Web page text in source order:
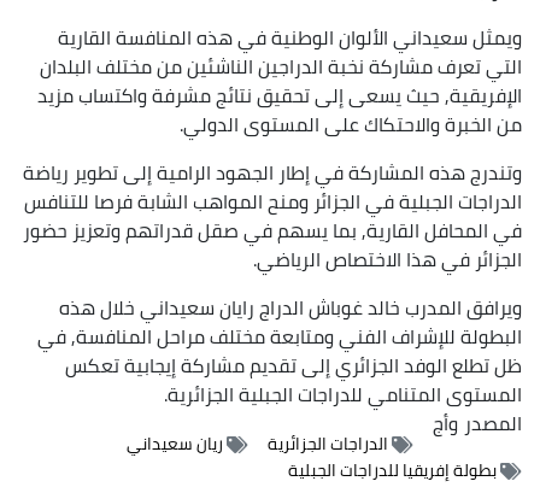
ويمثل سعيداني الألوان الوطنية في هذه المنافسة القارية
التي تعرف مشاركة نخبة الدراجين الناشئين من مختلف البلدان
الإفريقية, حيث يسعى إلى تحقيق نتائج مشرفة واكتساب مزيد
من الخبرة والاحتكاك على المستوى الدولي.
وتندرج هذه المشاركة في إطار الجهود الرامية إلى تطوير رياضة
الدراجات الجبلية في الجزائر ومنح المواهب الشابة فرصا للتنافس
في المحافل القارية, بما يسهم في صقل قدراتهم وتعزيز حضور
الجزائر في هذا الاختصاص الرياضي.
ويرافق المدرب خالد غوباش الدراج رايان سعيداني خلال هذه
البطولة للإشراف الفني ومتابعة مختلف مراحل المنافسة, في
ظل تطلع الوفد الجزائري إلى تقديم مشاركة إيجابية تعكس
المستوى المتنامي للدراجات الجبلية الجزائرية.
المصدروأج
الدراجات الجزائرية
ريان سعيداني
بطولة إفريقيا للدراجات الجبلية